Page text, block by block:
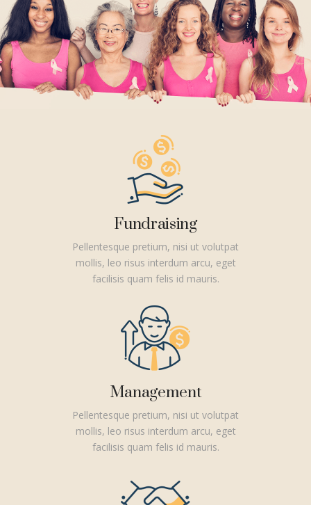
Fundraising
Pellentesque pretium, nisi ut volutpat
mollis, leo risus interdum arcu, eget
facilisis quam felis id mauris.
Management
Pellentesque pretium, nisi ut volutpat
mollis, leo risus interdum arcu, eget
facilisis quam felis id mauris.